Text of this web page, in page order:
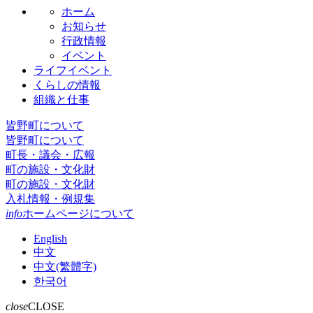
ホーム
お知らせ
行政情報
イベント
ライフイベント
くらしの情報
組織と仕事
皆野町について
皆野町について
町長・議会・広報
町の施設・文化財
町の施設・文化財
入札情報・例規集
infoホームページについて
English
中文
中文(繁體字)
한국어
closeCLOSE